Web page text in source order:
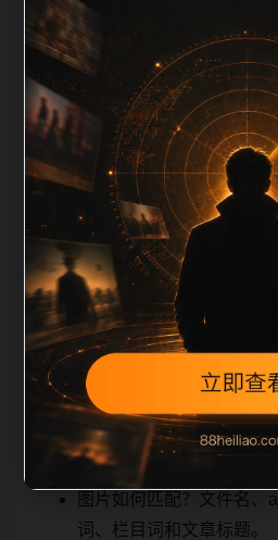
cription 长度检查。栏目内容按
续扩展，每篇保留相关问题、
径，减少用户反复返回搜索页
始建设内容，主要用于补齐栏
并为后续专题聚合提供可点击
缺图、标题过短、描述为空或
SEO 检查清单自动修正。
相关问题
今日黑料后续如何更新
关、图片本地化的方式持
如何继续浏览？可返回栏
进入 sitemap。
图片如何匹配？文件名、
词、栏目词和文章标题。